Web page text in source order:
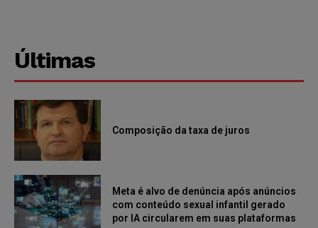
Últimas
Composição da taxa de juros
Meta é alvo de denúncia após anúncios
com conteúdo sexual infantil gerado
por IA circularem em suas plataformas